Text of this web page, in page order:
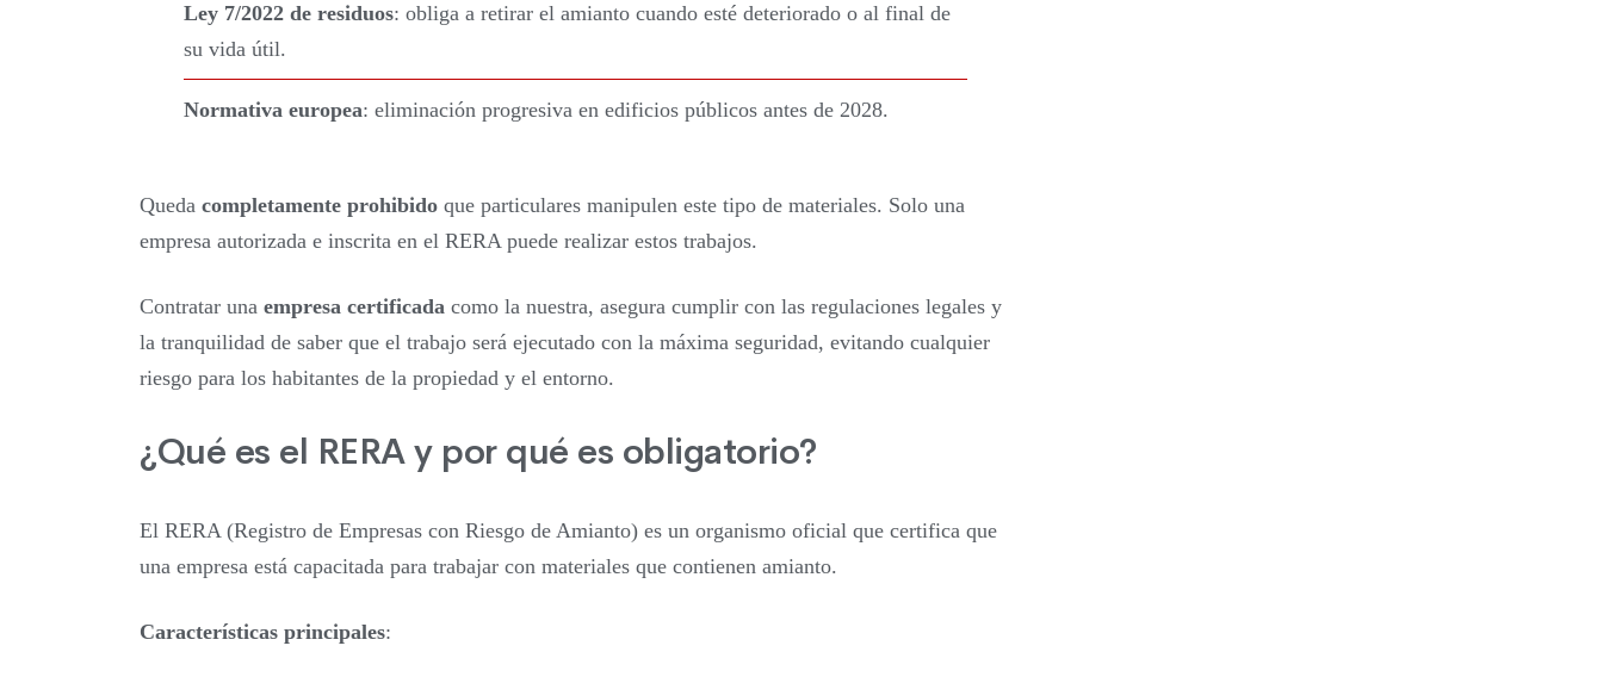
Ley 7/2022 de residuos: obliga a retirar el amianto cuando esté deteriorado o al final de
su vida útil.
Normativa europea: eliminación progresiva en edificios públicos antes de 2028.
Queda completamente prohibido que particulares manipulen este tipo de materiales. Solo una
empresa autorizada e inscrita en el RERA puede realizar estos trabajos.
Contratar una empresa certificada como la nuestra, asegura cumplir con las regulaciones legales y
la tranquilidad de saber que el trabajo será ejecutado con la máxima seguridad, evitando cualquier
riesgo para los habitantes de la propiedad y el entorno.
¿Qué es el RERA y por qué es obligatorio?
El RERA (Registro de Empresas con Riesgo de Amianto) es un organismo oficial que certifica que
una empresa está capacitada para trabajar con materiales que contienen amianto.
Características principales: